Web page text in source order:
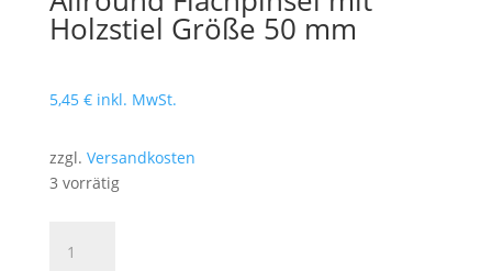
Holzstiel Größe 50 mm
5,45 € inkl. MwSt.
zzgl. Versandkosten
3 vorrätig
Flachpinsel